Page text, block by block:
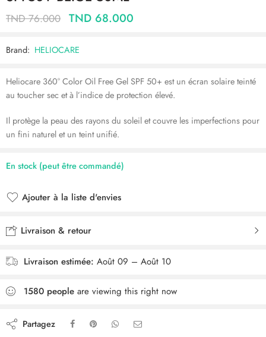
TND76.000 TND 68.000
Brand: HELIOCARE
Heliocare 360° Color Oil Free Gel SPF 50+ est un écran solaire teinté
au toucher sec et à l’indice de protection élevé.
Il protège la peau des rayons du soleil et couvre les imperfections pour
un fini naturel et un teint unifié.
En stock (peut être commandé)
Ajouter à la liste d'envies
Livraison & retour
Livraison estimée: Août 09 – Août 10
1580 people are viewing this right now
Partagez